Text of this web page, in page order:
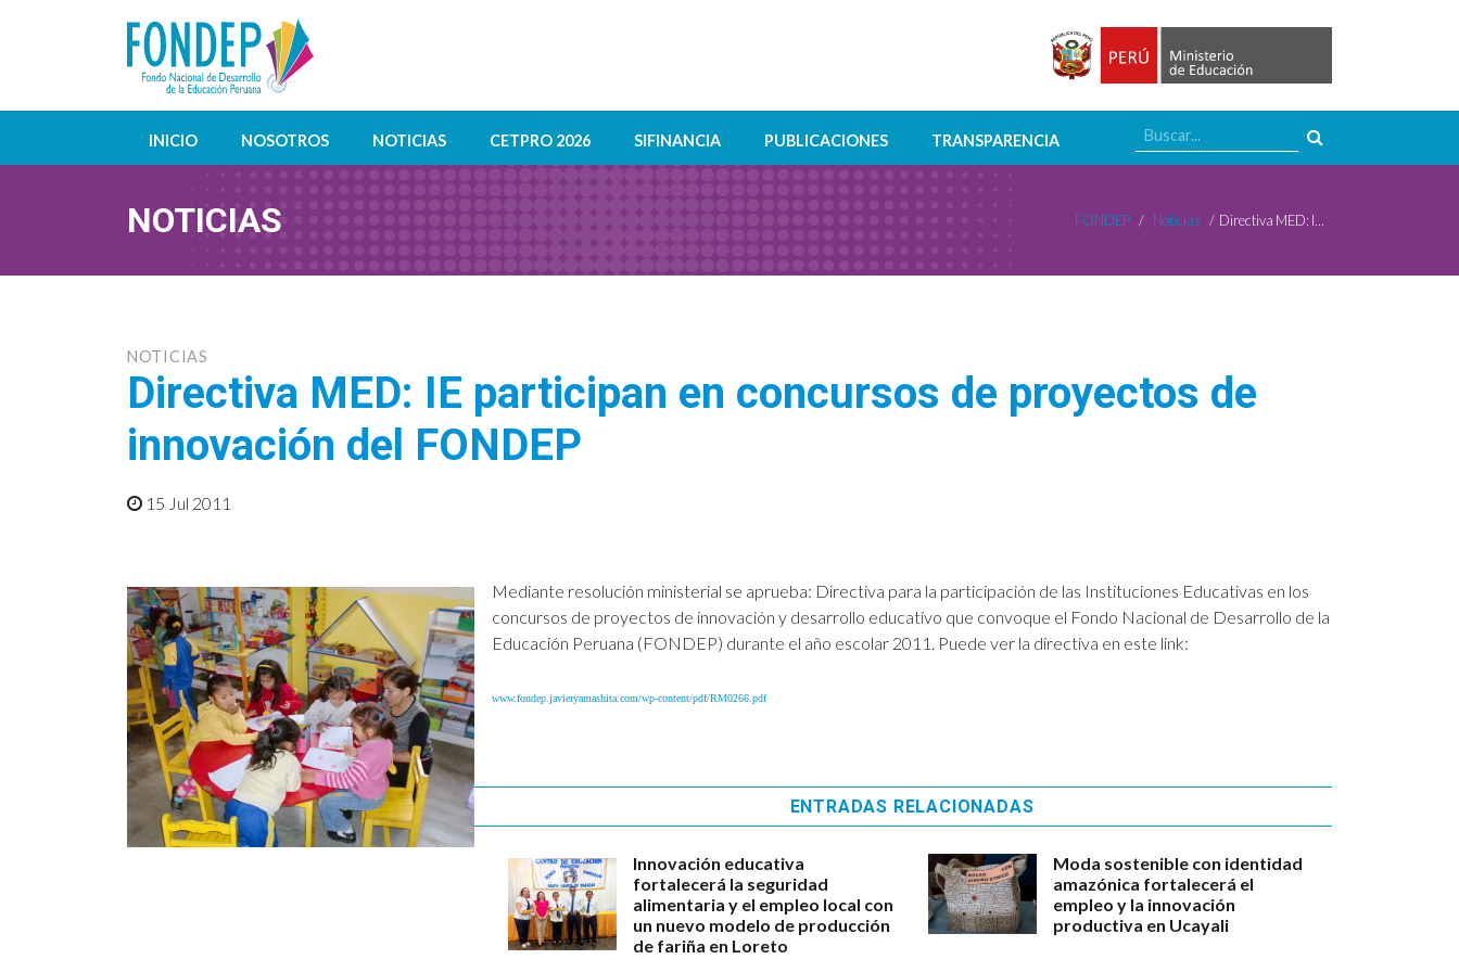
INICIO NOSOTROS NOTICIAS CETPRO 2026 SIFINANCIA PUBLICACIONES TRANSPARENCIA
NOTICIAS FONDEP / Noticias / Directiva MED: IE participan en concursos de proyectos de innovación del FONDEP
NOTICIAS
Directiva MED: IE participan en concursos de proyectos de
innovación del FONDEP
15 Jul 2011
Mediante resolución ministerial se aprueba: Directiva para la participación de las Instituciones Educativas en los
concursos de proyectos de innovación y desarrollo educativo que convoque el Fondo Nacional de Desarrollo de la
Educación Peruana (FONDEP) durante el año escolar 2011. Puede ver la directiva en este link:
www.fondep.javieryamashita.com/wp-content/pdf/RM0266.pdf
ENTRADAS RELACIONADAS
Innovación educativa
fortalecerá la seguridad
alimentaria y el empleo local con
un nuevo modelo de producción
de fariña en Loreto
Moda sostenible con identidad
amazónica fortalecerá el
empleo y la innovación
productiva en Ucayali